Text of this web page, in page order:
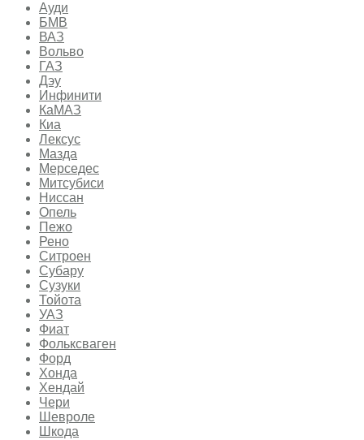
Ауди
БМВ
ВАЗ
Вольво
ГАЗ
Дэу
Инфинити
КаМАЗ
Киа
Лексус
Мазда
Мерседес
Митсубиси
Ниссан
Опель
Пежо
Рено
Ситроен
Субару
Сузуки
Тойота
УАЗ
Фиат
Фольксваген
Форд
Хонда
Хендай
Чери
Шевроле
Шкода